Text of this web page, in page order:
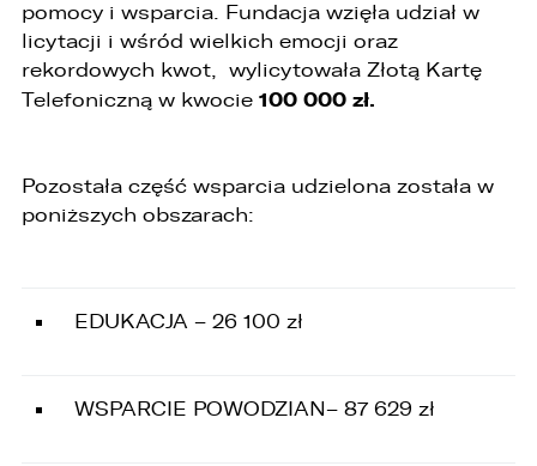
pomocy i wsparcia. Fundacja wzięła udział w
licytacji i wśród wielkich emocji oraz
rekordowych kwot, wylicytowała Złotą Kartę
Telefoniczną w kwocie 100 000 zł.
Pozostała część wsparcia udzielona została w
poniższych obszarach:
EDUKACJA – 26 100 zł
WSPARCIE POWODZIAN– 87 629 zł
6. Administrator nie przekazuje danych
osobowych do państwa trzeciego lub
organizacji międzynarodowej.